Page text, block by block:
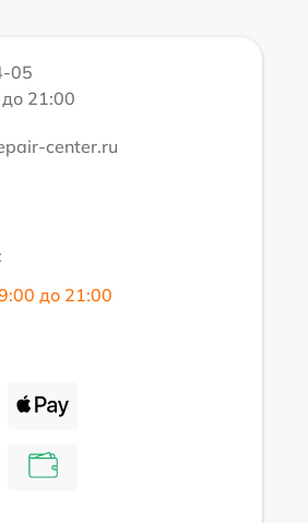
05
21:00
center.ru
до 21:00